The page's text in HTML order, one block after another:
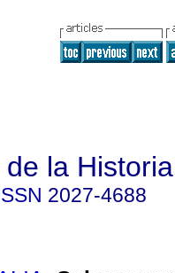
la Historia
2027-4688